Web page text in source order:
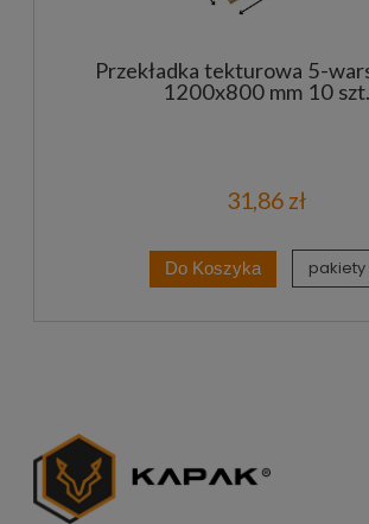
Przekładka tekturowa 5-
1200x800 mm 10 szt.
31,86 zł
Do Koszyka pakiety